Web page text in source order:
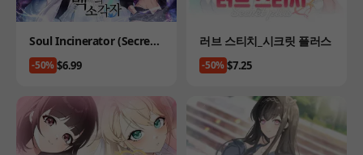
Product
Soul Incinerator (Secret
Plus)
-50%Price
$6.99
Product
러브 스티치_시크릿 플러스
-50%Price
$7.25